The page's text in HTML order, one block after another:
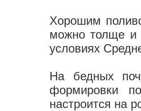
Хорошим
можно толще и
условиях
На бедных
формировки
настроится на